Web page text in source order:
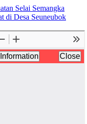
Selai Semangka
di Desa Seuneubok